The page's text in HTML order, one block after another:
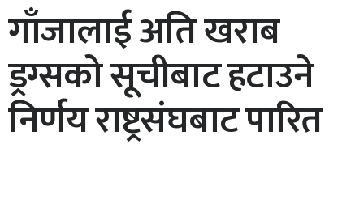
गाँजालाई अति खराब
ड्रग्सको सूचीबाट हटाउने
निर्णय राष्ट्रसंघबाट पारित